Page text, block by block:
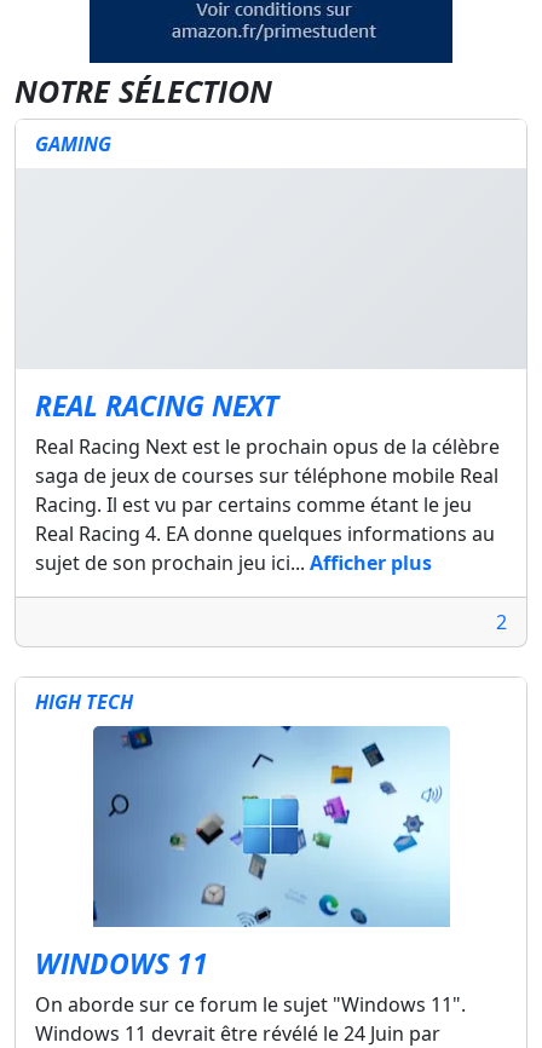
NOTRE SÉLECTION
GAMING
REAL RACING NEXT
Real Racing Next est le prochain opus de la célèbre
saga de jeux de courses sur téléphone mobile Real
Racing. Il est vu par certains comme étant le jeu
Real Racing 4. EA donne quelques informations au
sujet de son prochain jeu ici... Afficher plus
2
HIGH TECH
WINDOWS 11
On aborde sur ce forum le sujet "Windows 11".
Windows 11 devrait être révélé le 24 Juin par